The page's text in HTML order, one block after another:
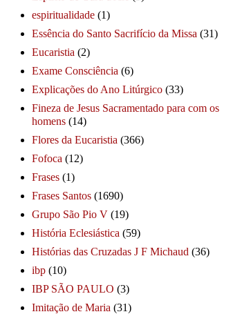
espiritualidade (1)
Essência do Santo Sacrifício da Missa (31)
Eucaristia (2)
Exame Consciência (6)
Explicações do Ano Litúrgico (33)
Fineza de Jesus Sacramentado para com os
homens (14)
Flores da Eucaristia (366)
Fofoca (12)
Frases (1)
Frases Santos (1690)
Grupo São Pio V (19)
História Eclesiástica (59)
Histórias das Cruzadas J F Michaud (36)
ibp (10)
IBP SÃO PAULO (3)
Imitação de Maria (31)